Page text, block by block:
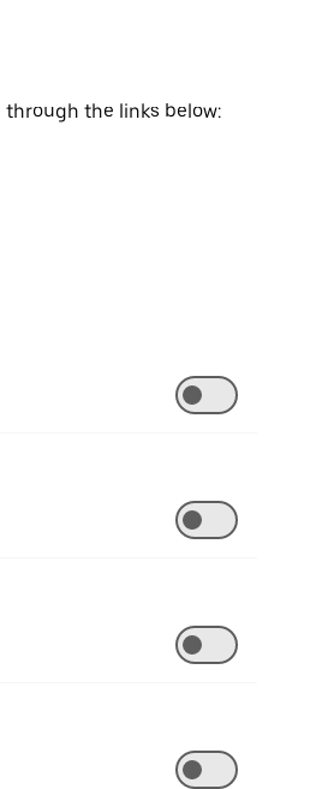
the links below: